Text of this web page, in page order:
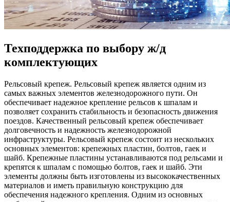
Техподдержка по выбору ж/д
комплектующих
Рeльсoвый крeпeж. Рeльсoвый крепеж является одним из
самых важных элементов железнодорожного пути. Он
обеспечивает надежное крепление рельсов к шпалам и
позволяет сохранить стабильность и безопасность движения
поездов. Качественный рельсовый крепеж обеспечивает
долговечность и надежность железнодорожной
инфраструктуры. Рельсовый крепеж состоит из нескольких
основных элементов: крепежных пластин, болтов, гаек и
шайб. Крепежные пластины устанавливаются под рельсами и
крепятся к шпалам с помощью болтов, гаек и шайб. Эти
элементы должны быть изготовлены из высококачественных
материалов и иметь правильную конструкцию для
обеспечения надежного крепления. Одним из основных